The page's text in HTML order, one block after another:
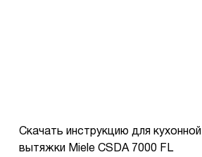
Скачать инструкцию для кухонной
вытяжки Miele CSDA 7000 FL